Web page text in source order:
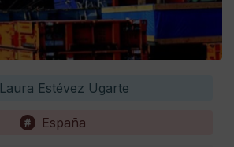
Laura Estévez Ugarte
España